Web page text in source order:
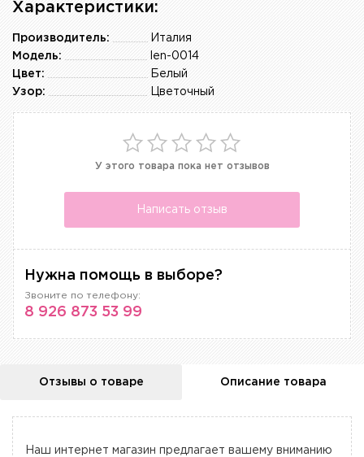
Характеристики:
Италия
Производитель:
len-0014
Модель:
Белый
Цвет:
Цветочный
Узор:
У этого товара пока нет отзывов
Написать отзыв
Нужна помощь в выборе?
Звоните по телефону:
8 926 873 53 99
Отзывы о товаре Описание товара
Наш интернет магазин предлагает вашему вниманию